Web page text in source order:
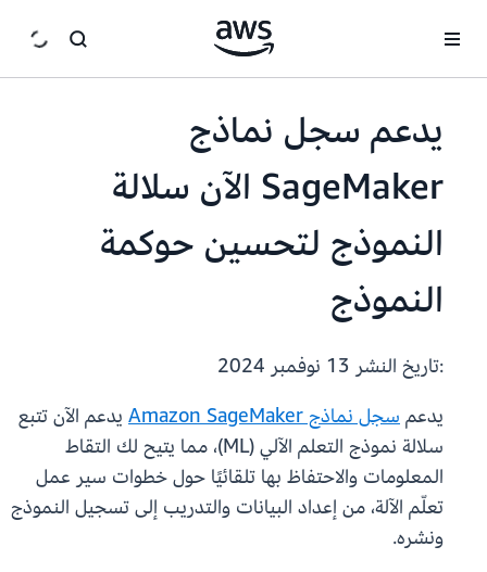
يدعم سجل نماذج
SageMaker الآن سلالة
النموذج لتحسين حوكمة
النموذج
:تاريخ النشر
يدعمسجل نماذج Amazon SageMaker
يدعم الآن تتبع
سلالة نموذج التعلم الآلي (ML)، مما يتيح لك التقاط
المعلومات والاحتفاظ بها تلقائيًا حول خطوات سير عمل
تعلّم الآلة، من إعداد البيانات والتدريب إلى تسجيل النموذج
ونشره.